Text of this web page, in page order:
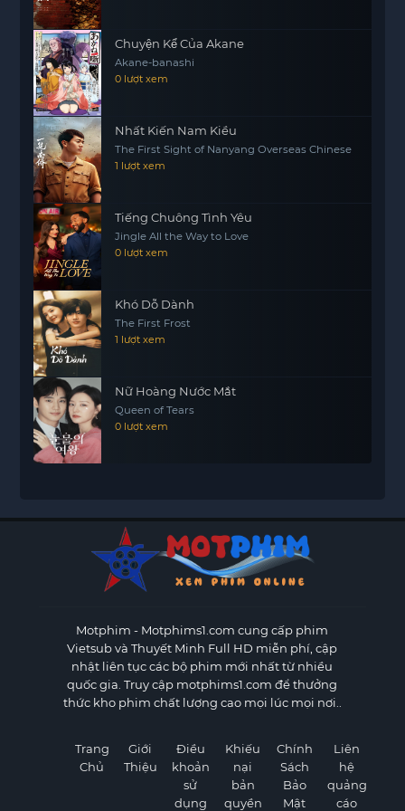
Chuyện Kể Của Akane
Akane-banashi
0 lượt xem
Nhất Kiến Nam Kiều
The First Sight of Nanyang Overseas Chinese
1 lượt xem
Tiếng Chuông Tình Yêu
Jingle All the Way to Love
0 lượt xem
Khó Dỗ Dành
The First Frost
1 lượt xem
Nữ Hoàng Nước Mắt
Queen of Tears
0 lượt xem
Motphim - Motphims1.com cung cấp phim
Vietsub và Thuyết Minh Full HD miễn phí, cập
nhật liên tục các bộ phim mới nhất từ nhiều
quốc gia. Truy cập motphims1.com để thưởng
thức kho phim chất lượng cao mọi lúc mọi nơi..
Trang
Chủ
Giới
Thiệu
Điều
khoản
sử
dụng
Khiếu
nại
bản
quyền
Chính
Sách
Bảo
Mật
Liên
hệ
quảng
cáo